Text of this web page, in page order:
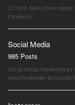
2,2 Mrd. Menschen
Facebook…
Social Media
985 Posts
Social Media Marketing ist
entscheidender